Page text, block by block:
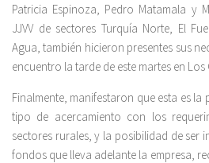
Patricia Espinoza, Pedro Matamala y
JJVV de sectores Turquía Norte, El
Agua, también hicieron presentes sus
encuentro la tarde de este martes en Los
Finalmente, manifestaron que esta es la
tipo de acercamiento con los
sectores rurales, y la posibilidad de ser
fondos que lleva adelante la empresa,